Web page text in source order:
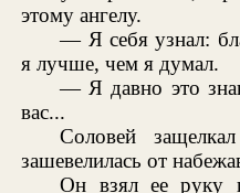
этому ангелу.
— Я себя узнал:
я лучше, чем я думал.
— Я давно это
вас...
Соловей
зашевелилась от
Он взял ее руку